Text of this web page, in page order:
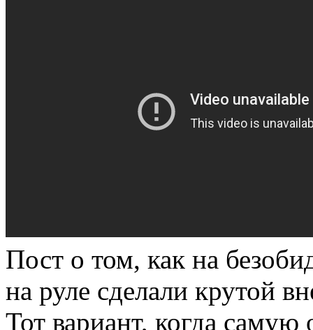
Пост о том, как на
на руле сделали крутой
Тот вариант, когда